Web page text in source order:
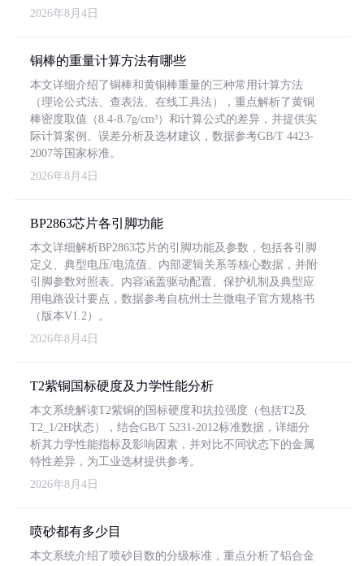
2026年8月4日
铜棒的重量计算方法有哪些
本文详细介绍了铜棒和黄铜棒重量的三种常用计算方法
（理论公式法、查表法、在线工具法），重点解析了黄铜
棒密度取值（8.4-8.7g/cm³）和计算公式的差异，并提供实
际计算案例、误差分析及选材建议，数据参考GB/T 4423-
2007等国家标准。
2026年8月4日
BP2863芯片各引脚功能
本文详细解析BP2863芯片的引脚功能及参数，包括各引脚
定义、典型电压/电流值、内部逻辑关系等核心数据，并附
引脚参数对照表。内容涵盖驱动配置、保护机制及典型应
用电路设计要点，数据参考自杭州士兰微电子官方规格书
（版本V1.2）。
2026年8月4日
T2紫铜国标硬度及力学性能分析
本文系统解读T2紫铜的国标硬度和抗拉强度（包括T2及
T2_1/2H状态），结合GB/T 5231-2012标准数据，详细分
析其力学性能指标及影响因素，并对比不同状态下的金属
特性差异，为工业选材提供参考。
2026年8月4日
喷砂都有多少目
本文系统介绍了喷砂目数的分级标准，重点分析了铝合金